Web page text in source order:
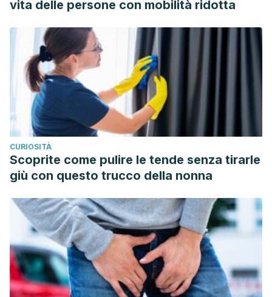
vita delle persone con mobilità ridotta
CURIOSITÀ
Scoprite come pulire le tende senza tirarle
giù con questo trucco della nonna